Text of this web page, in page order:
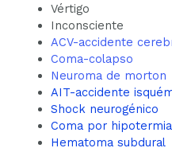
Vértigo
Inconsciente
ACV-accidente
Coma-colapso
Neuroma de morton
AIT-accidente
Shock neurogénico
Coma por hipotermia
Hematoma subdural